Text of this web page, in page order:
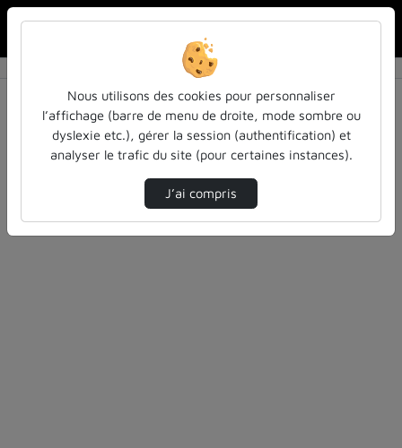
0 vidéo trouvée
Audio Vidéo Statistiques de vues
Direction de tri
Désolé, aucune vidéo trouvée.
Nous utilisons des cookies pour personnaliser
l’affichage (barre de menu de droite, mode sombre ou
dyslexie etc.), gérer la session (authentification) et
analyser le trafic du site (pour certaines instances).
J’ai compris